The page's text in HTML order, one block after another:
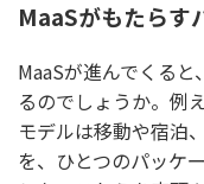
MaaSがもたらす
MaaSが進んでくる
るのでしょうか。例
モデルは移動や宿泊
を、ひとつのパッケ